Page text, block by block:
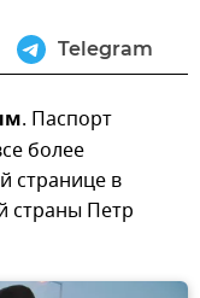
Telegram
. Паспорт
более
странице в
страны Петр